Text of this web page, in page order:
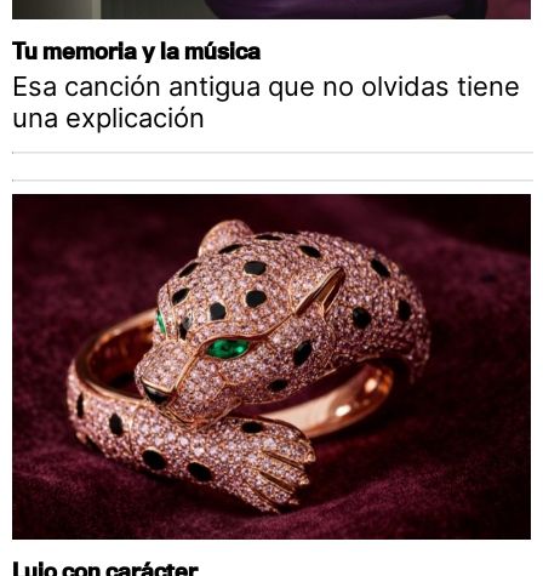
Tu memoria y la música
Esa canción antigua que no olvidas tiene
una explicación